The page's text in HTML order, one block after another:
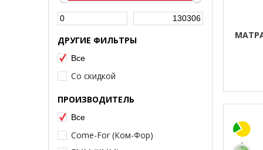
ДРУГИЕ ФИЛЬТРЫ
Все
Со скидкой
ПРОИЗВОДИТЕЛЬ
Все
Come-For (Ком-Фор)